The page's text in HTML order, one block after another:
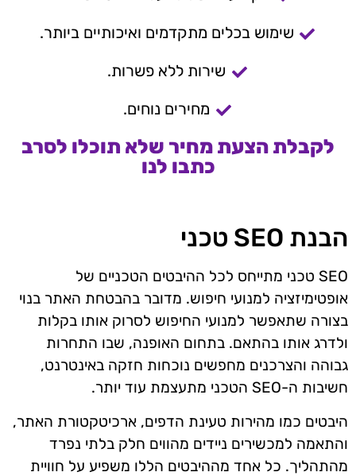
שימוש בכלים מתקדמים ואיכותיים ביותר.
שירות ללא פשרות.
מחירים נוחים.
לקבלת הצעת מחיר שלא תוכלו לסרב
כתבו לנו
הבנת SEO טכני
SEO טכני מתייחס לכל ההיבטים הטכניים של
אופטימיזציה למנועי חיפוש. מדובר בהבטחת האתר בנוי
בצורה שתאפשר למנועי החיפוש לסרוק אותו בקלות
ולדרג אותו בהתאם. בתחום האופנה, שבו התחרות
גבוהה והצרכנים מחפשים נוכחות חזקה באינטרנט,
חשיבות ה-SEO הטכני מתעצמת עוד יותר.
היבטים כמו מהירות טעינת הדפים, ארכיטקטורת האתר,
והתאמה למכשירים ניידים מהווים חלק בלתי נפרד
מהתהליך. כל אחד מההיבטים הללו משפיע על חוויית